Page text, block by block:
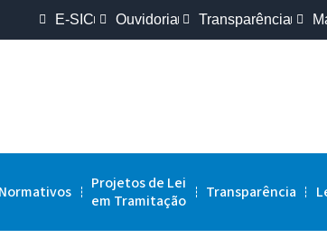
E-SIC Ouvidoria Transparência
Projetos de Lei
em Tramitação
Transparência